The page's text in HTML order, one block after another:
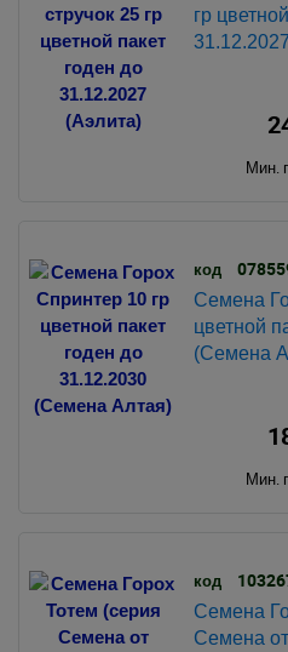
гр
Мин.
код
Семена
цветной
(Семена
Мин.
код
Семена
Семена